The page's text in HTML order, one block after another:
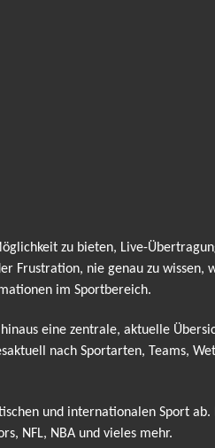
zu bieten, Live-
Frustration, nie genau zu wissen,
im Sportbereich.
eine zentrale, aktuelle
nach Sportarten, Teams,
und internationalen Sport
NFL, NBA und vieles mehr.